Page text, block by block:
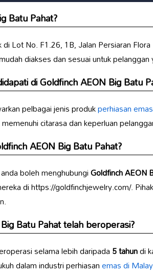
Batu Pahat?
Lot No. F1.26, 1B, Jalan Persiaran
diakses dan sesuai untuk
diGoldfinch AEON Big Batu
pelbagai jenis produkperhiasan emas
citarasa dan keperluan
AEON Big Batu Pahat?
boleh menghubungiGoldfinch AEON
di https://goldfinchjewelry.com/.
Batu Pahattelah beroperasi?
selama lebih daripada5 tahundi
dalam industri perhiasanemas di